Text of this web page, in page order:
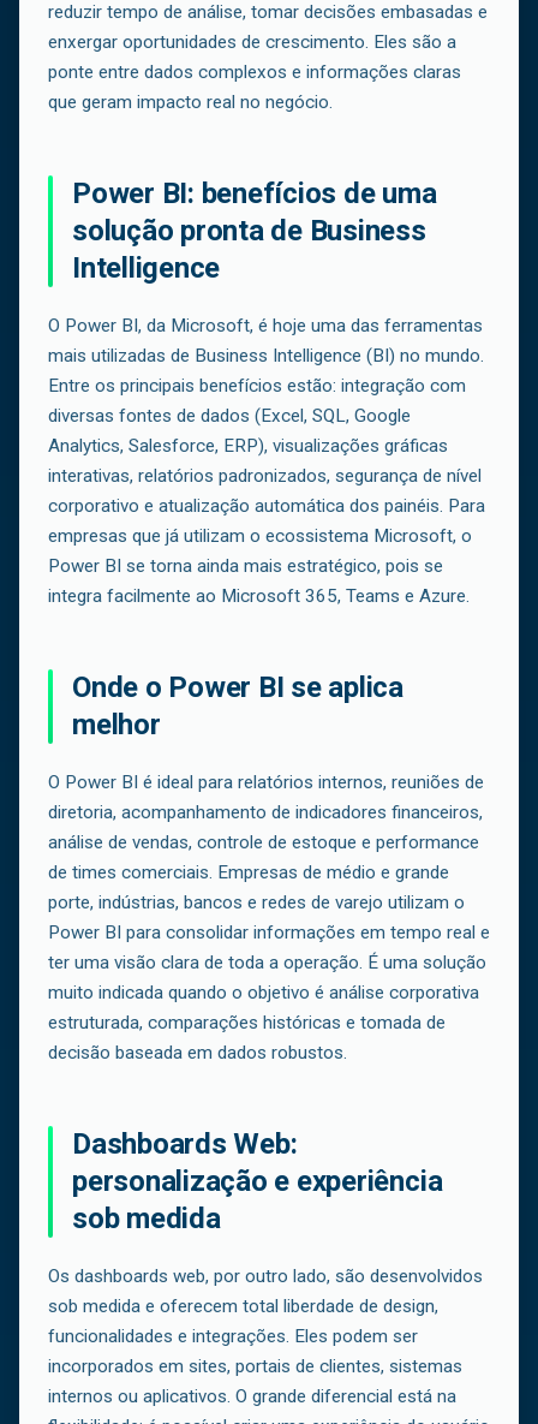
reduzir tempo de análise, tomar decisões embasadas e
enxergar oportunidades de crescimento. Eles são a
ponte entre dados complexos e informações claras
que geram impacto real no negócio.
Power BI: benefícios de uma
solução pronta de Business
Intelligence
O Power BI, da Microsoft, é hoje uma das ferramentas
mais utilizadas de Business Intelligence (BI) no mundo.
Entre os principais benefícios estão: integração com
diversas fontes de dados (Excel, SQL, Google
Analytics, Salesforce, ERP), visualizações gráficas
interativas, relatórios padronizados, segurança de nível
corporativo e atualização automática dos painéis. Para
empresas que já utilizam o ecossistema Microsoft, o
Power BI se torna ainda mais estratégico, pois se
integra facilmente ao Microsoft 365, Teams e Azure.
Onde o Power BI se aplica
melhor
O Power BI é ideal para relatórios internos, reuniões de
diretoria, acompanhamento de indicadores financeiros,
análise de vendas, controle de estoque e performance
de times comerciais. Empresas de médio e grande
porte, indústrias, bancos e redes de varejo utilizam o
Power BI para consolidar informações em tempo real e
ter uma visão clara de toda a operação. É uma solução
muito indicada quando o objetivo é análise corporativa
estruturada, comparações históricas e tomada de
decisão baseada em dados robustos.
Dashboards Web:
personalização e experiência
sob medida
Os dashboards web, por outro lado, são desenvolvidos
sob medida e oferecem total liberdade de design,
funcionalidades e integrações. Eles podem ser
incorporados em sites, portais de clientes, sistemas
internos ou aplicativos. O grande diferencial está na